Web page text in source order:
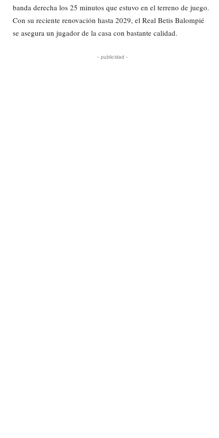
banda derecha los 25 minutos que estuvo en el terreno de juego.
Con su reciente renovación hasta 2029, el Real Betis Balompié
se asegura un jugador de la casa con bastante calidad.
- publicidad -